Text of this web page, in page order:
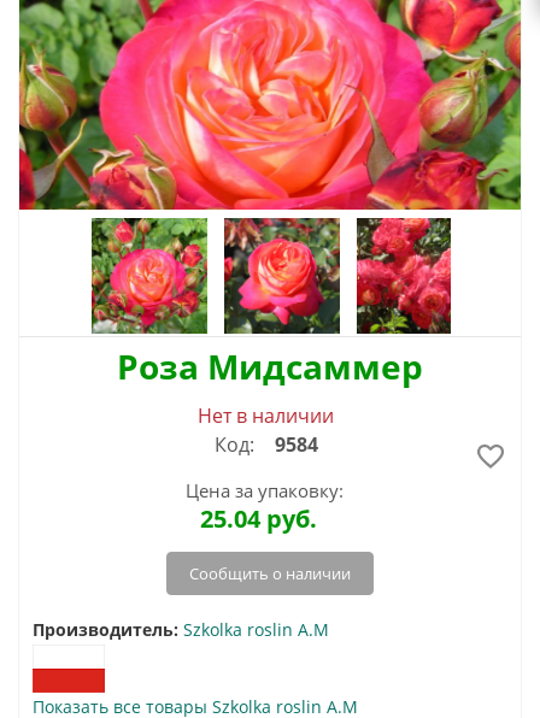
Роза Мидсаммер
Нет в наличии
Код:
9584
Цена за упаковку:
25.04руб.
Сообщить о наличии
Производитель: Szkolka roslin A.M
Показать все товары Szkolka roslin A.M